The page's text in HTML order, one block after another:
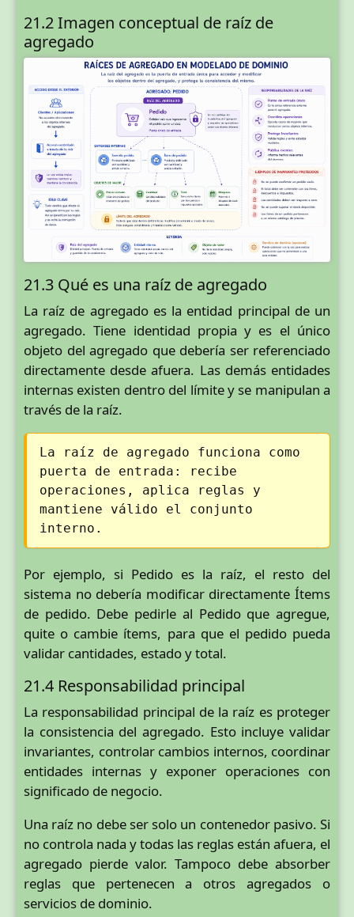
21.2 Imagen conceptual de raíz de
agregado
21.3 Qué es una raíz de agregado
La raíz de agregado es la entidad principal de un
agregado. Tiene identidad propia y es el único
objeto del agregado que debería ser referenciado
directamente desde afuera. Las demás entidades
internas existen dentro del límite y se manipulan a
través de la raíz.
La raíz de agregado funciona como
puerta de entrada: recibe
operaciones, aplica reglas y
mantiene válido el conjunto
interno.
Por ejemplo, si Pedido es la raíz, el resto del
sistema no debería modificar directamente Ítems
de pedido. Debe pedirle al Pedido que agregue,
quite o cambie ítems, para que el pedido pueda
validar cantidades, estado y total.
21.4 Responsabilidad principal
La responsabilidad principal de la raíz es proteger
la consistencia del agregado. Esto incluye validar
invariantes, controlar cambios internos, coordinar
entidades internas y exponer operaciones con
significado de negocio.
Una raíz no debe ser solo un contenedor pasivo. Si
no controla nada y todas las reglas están afuera, el
agregado pierde valor. Tampoco debe absorber
reglas que pertenecen a otros agregados o
servicios de dominio.